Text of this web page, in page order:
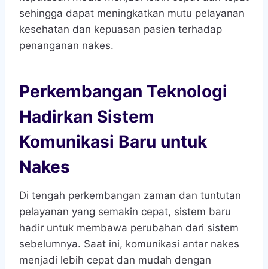
sehingga dapat meningkatkan mutu pelayanan
kesehatan dan kepuasan pasien terhadap
penanganan nakes.
Perkembangan Teknologi
Hadirkan Sistem
Komunikasi Baru untuk
Nakes
Di tengah perkembangan zaman dan tuntutan
pelayanan yang semakin cepat, sistem baru
hadir untuk membawa perubahan dari sistem
sebelumnya. Saat ini, komunikasi antar nakes
menjadi lebih cepat dan mudah dengan